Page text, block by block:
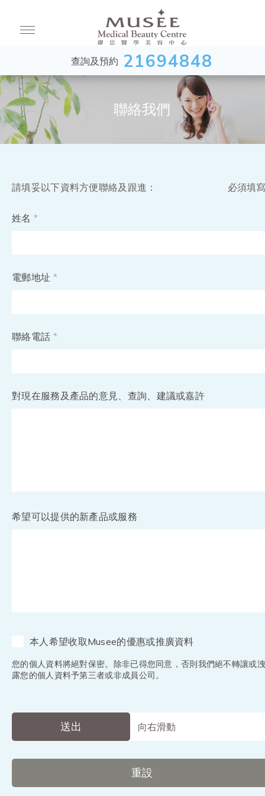
查詢及預約 21694848
聯絡我們
請填妥以下資料方便聯絡及跟進： 必須填
姓名 *
電郵地址 *
聯絡電話 *
對現在服務及產品的意見、查詢、建議或嘉許
希望可以提供的新產品或服務
本人希望收取Musee的優惠或推廣資料
您的個人資料將絕對保密。除非已得您同意，否則我們絕不轉讓或洩
露您的個人資料予第三者或非成員公司。
送出 向右滑動
重設